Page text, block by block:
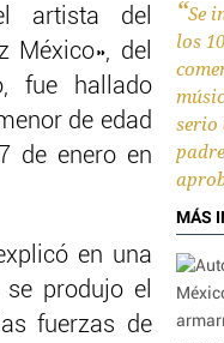
Se
los
serio
MÁS
artista del
México», del
fue hallado
de edad
de enero en
en una
produjo el
fuerzas de